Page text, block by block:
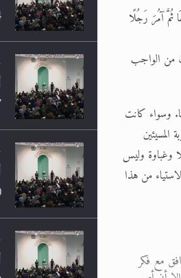
ثُمَّ آمُرَ رَجُلًا
من الواجب
وسواء كانت
وغباوة وليس
من هذا
مع فكر